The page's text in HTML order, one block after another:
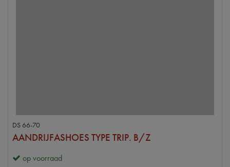
DS 66-70
AANDRIJFASHOES TYPE TRIP. B/Z
op voorraad